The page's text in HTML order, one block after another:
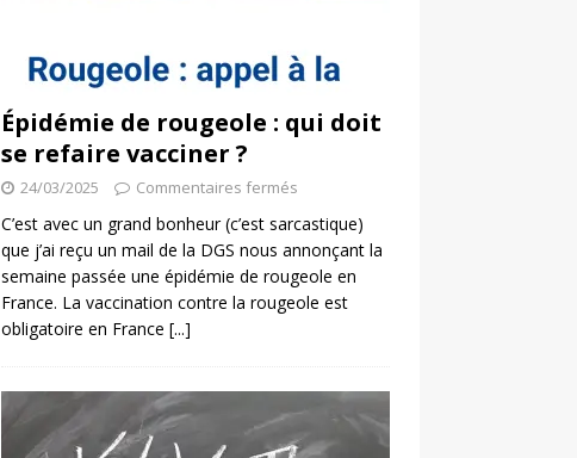
Épidémie de rougeole : qui doit
se refaire vacciner ?
24/03/2025 Commentaires fermés
C’est avec un grand bonheur (c’est sarcastique)
que j’ai reçu un mail de la DGS nous annonçant la
semaine passée une épidémie de rougeole en
France. La vaccination contre la rougeole est
obligatoire en France [...]